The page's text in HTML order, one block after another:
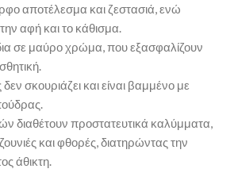
αποτέλεσμα και ζεστασιά, ενώ
αφή και το κάθισμα.
σε μαύρο χρώμα, που εξασφαλίζουν
σκουριάζει και είναι βαμμένο με
διαθέτουν προστατευτικά καλύμματα,
και φθορές, διατηρώντας την
άθικτη.